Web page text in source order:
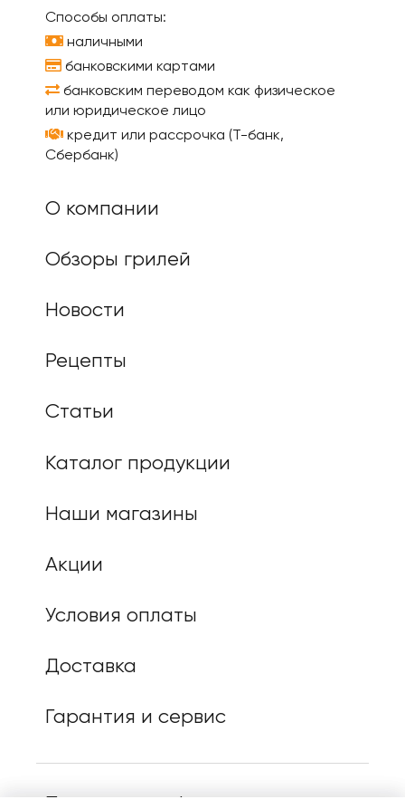
Способы оплаты:
наличными
банковскими картами
банковским переводом как физическое
или юридическое лицо
кредит или рассрочка (Т-банк,
Сбербанк)
О компании
Обзоры грилей
Новости
Рецепты
Статьи
Каталог продукции
Наши магазины
Акции
Условия оплаты
Доставка
Гарантия и сервис